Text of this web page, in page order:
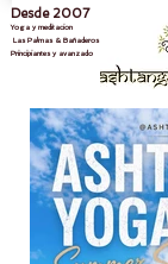
Desde 2007
Yoga y meditacion
Las Palmas & Bañaderos
Principiantes y avanzado